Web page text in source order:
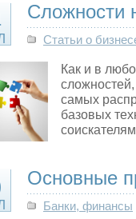
Сложности
Статьи о
Как и в
самых
базовых
Основные
Банки, финансы